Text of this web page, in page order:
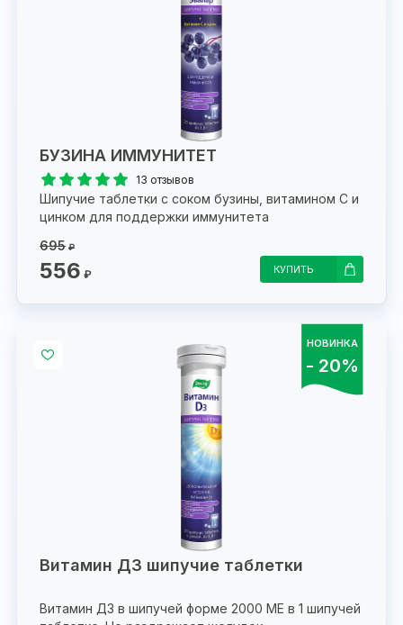
БУЗИНА ИММУНИТЕТ
13 отзывов
Шипучие таблетки с соком бузины, витамином С и
цинком для поддержки иммунитета
695 ₽
556 ₽ КУПИТЬ
НОВИНКА
- 20%
Витамин Д3 шипучие таблетки
Витамин Д3 в шипучей форме 2000 МЕ в 1 шипучей